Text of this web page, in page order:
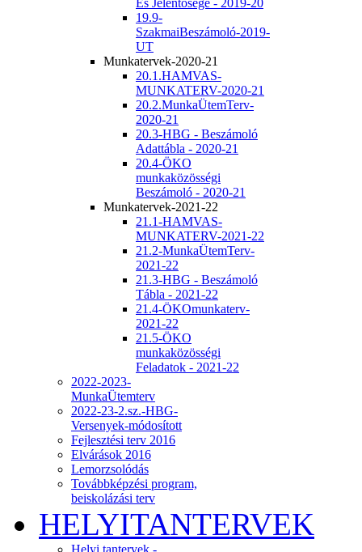
És Jelentősége - 2019-20
19.9-
SzakmaiBeszámoló-2019-
UT
Munkatervek-2020-21
20.1.HAMVAS-
MUNKATERV-2020-21
20.2.MunkaÜtemTerv-
2020-21
20.3-HBG - Beszámoló
Adattábla - 2020-21
20.4-ÖKO
munkaközösségi
Beszámoló - 2020-21
Munkatervek-2021-22
21.1-HAMVAS-
MUNKATERV-2021-22
21.2-MunkaÜtemTerv-
2021-22
21.3-HBG - Beszámoló
Tábla - 2021-22
21.4-ÖKOmunkaterv-
2021-22
21.5-ÖKO
munkaközösségi
Feladatok - 2021-22
2022-2023-
MunkaÜtemterv
2022-23-2.sz.-HBG-
Versenyek-módosított
Fejlesztési terv 2016
Elvárások 2016
Lemorzsolódás
Továbbképzési program,
beiskolázási terv
HELYITANTERVEK